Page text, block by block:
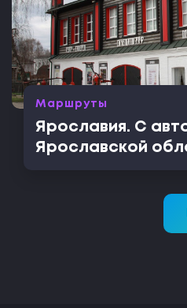
Маршруты
Ярославия. С
Ярославской